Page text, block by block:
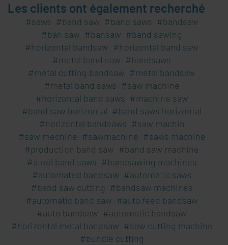
Les clients ont également recherché
saws band saw band saws
bandsaw
ban saw
bansaw
band sawing
horizontal bandsaw
horizontal band saw
metal band saw
bandsaws
metal cutting bandsaw
metal bandsaw
metal band saws
saw machine
horizontal band saws
machine saw
band saw horizontal
band saws horizontal
horizontal bandsaws
saw machin
saw mechine
sawmachine
saws machine
production band saw
band saw machine
steel band saws
bandsawing machines
automated bandsaw
automatic saws
band saw cutting
bandsaw machines
automatic band saw
auto feed bandsaw
auto bandsaw
automatic bandsaw
horizontal metal bandsaw
saw cutting machine
bundle cutting